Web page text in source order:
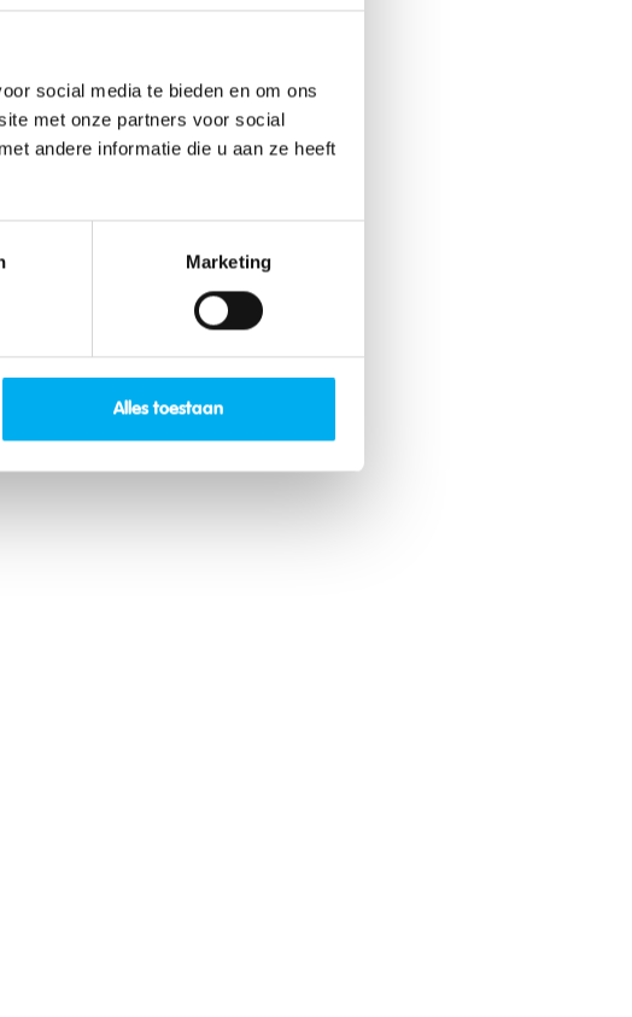
social media te bieden en om ons
met onze partners voor social
andere informatie die u aan ze heeft
Marketing
Alles toestaan